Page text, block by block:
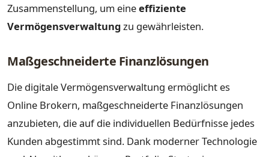
Zusammenstellung, um eineeffiziente
Vermögensverwaltungzu gewährleisten.
Maßgeschneiderte Finanzlösungen
Die digitale Vermögensverwaltung ermöglicht es
Online Brokern, maßgeschneiderte Finanzlösungen
anzubieten, die auf die individuellen Bedürfnisse jedes
Kunden abgestimmt sind. Dank moderner Technologie